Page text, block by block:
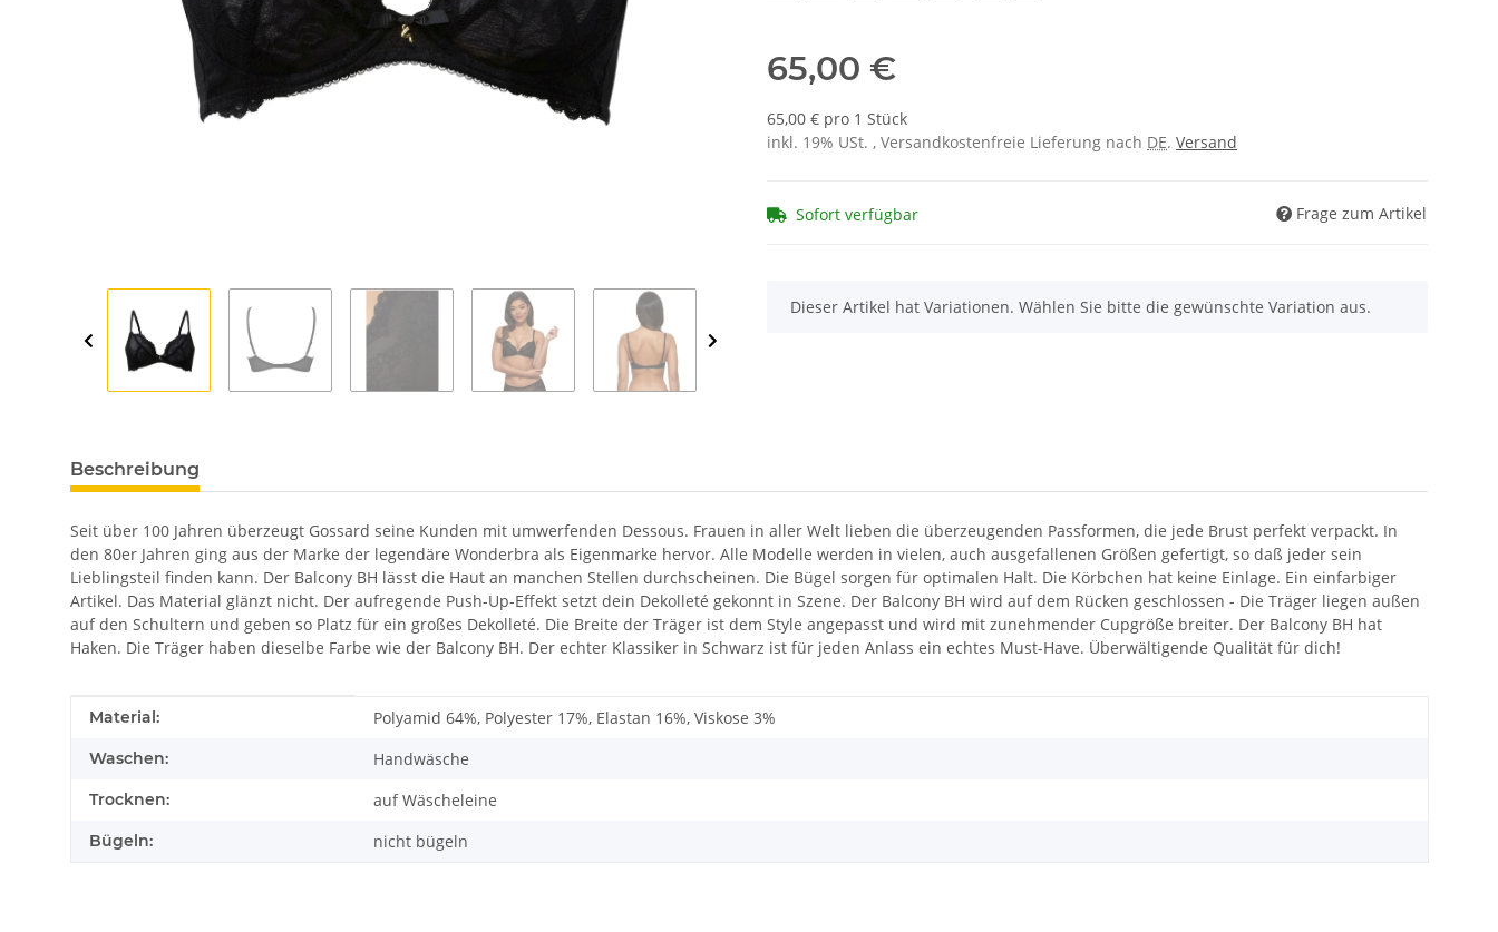
65,00 €
65,00 € pro 1 Stück
inkl. 19% USt. , Versandkostenfreie Lieferung nach DE. Versand
Sofort verfügbar Frage zum Artikel
x
Dieser Artikel hat Variationen. Wählen Sie bitte die gewünschte Variation aus.
Beschreibung
Seit über 100 Jahren überzeugt Gossard seine Kunden mit umwerfenden Dessous. Frauen in aller Welt lieben die überzeugenden Passformen, die jede Brust perfekt verpackt. In
den 80er Jahren ging aus der Marke der legendäre Wonderbra als Eigenmarke hervor. Alle Modelle werden in vielen, auch ausgefallenen Größen gefertigt, so daß jeder sein
Lieblingsteil finden kann. Der Balcony BH lässt die Haut an manchen Stellen durchscheinen. Die Bügel sorgen für optimalen Halt. Die Körbchen hat keine Einlage. Ein einfarbiger
Artikel. Das Material glänzt nicht. Der aufregende Push-Up-Effekt setzt dein Dekolleté gekonnt in Szene. Der Balcony BH wird auf dem Rücken geschlossen - Die Träger liegen außen
auf den Schultern und geben so Platz für ein großes Dekolleté. Die Breite der Träger ist dem Style angepasst und wird mit zunehmender Cupgröße breiter. Der Balcony BH hat
Haken. Die Träger haben dieselbe Farbe wie der Balcony BH. Der echter Klassiker in Schwarz ist für jeden Anlass ein echtes Must-Have. Überwältigende Qualität für dich!
Produkteigenschaft
Wert
Material: Polyamid 64%, Polyester 17%, Elastan 16%, Viskose 3%
Waschen: Handwäsche
Trocknen: auf Wäscheleine
Bügeln: nicht bügeln